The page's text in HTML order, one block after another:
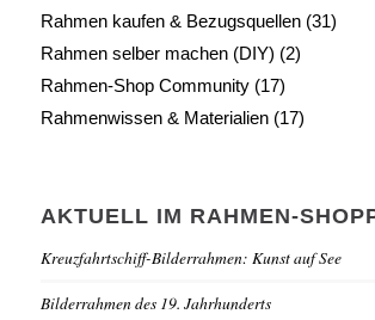
Rahmen kaufen & Bezugsquellen(31)
Rahmen selber machen (DIY) (2)
Rahmen-Shop Community(17)
Rahmenwissen & Materialien(17)
AKTUELL IM RAHMEN-
Kreuzfahrtschiff-Bilderrahmen: Kunst auf See
Bilderrahmen des 19. Jahrhunderts